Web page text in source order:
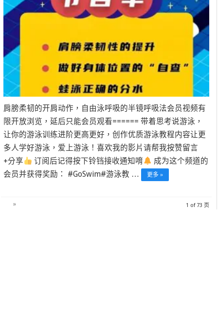
肩膀柔韧的开肩动作，自由泳呼吸的半镜呼吸法会员视频有
限开放浏览，延后只能会员观看====== 带着思考说游泳，
让你的游泳训练进阶更高更好，创作优质游泳教程内容让更
多人学好游泳，爱上游泳！喜欢我的影片请帮我按赞留言
+分享
订阅后记得按下铃铛接收通知唷
成为这个频道的
会员并获得奖励： #GoSwim#游泳教 …
更多 »
1 of 73 页
»